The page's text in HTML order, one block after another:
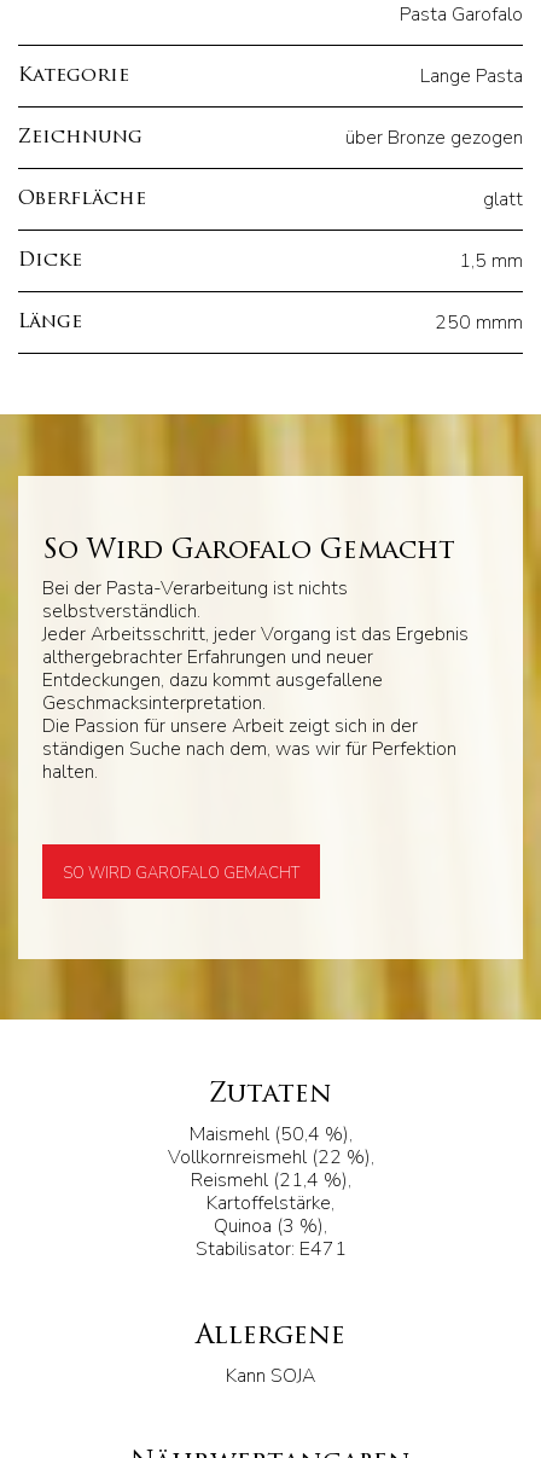
Pasta Garofalo
Kategorie Lange Pasta
Zeichnung über Bronze gezogen
Oberfläche glatt
Dicke 1,5 mm
Länge 250 mmm
So Wird Garofalo Gemacht
Bei der Pasta-Verarbeitung ist nichts
selbstverständlich.
Jeder Arbeitsschritt, jeder Vorgang ist das Ergebnis
althergebrachter Erfahrungen und neuer
Entdeckungen, dazu kommt ausgefallene
Geschmacksinterpretation.
Die Passion für unsere Arbeit zeigt sich in der
ständigen Suche nach dem, was wir für Perfektion
halten.
SO WIRD GAROFALO GEMACHT
Zutaten
Maismehl (50,4 %),
Vollkornreismehl (22 %),
Reismehl (21,4 %),
Kartoffelstärke,
Quinoa (3 %),
Stabilisator: E471
Allergene
Kann SOJA